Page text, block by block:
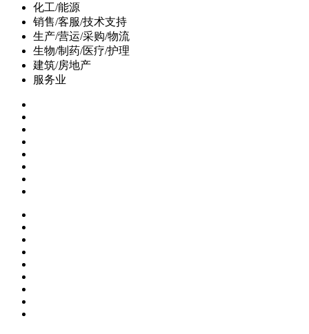
化工/能源
销售/客服/技术支持
生产/营运/采购/物流
生物/制药/医疗/护理
建筑/房地产
服务业